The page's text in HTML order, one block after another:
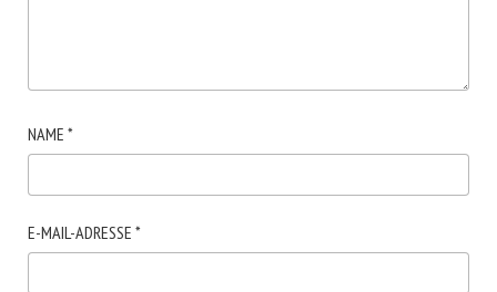
NAME *
E-MAIL-ADRESSE *